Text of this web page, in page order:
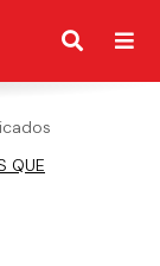
QUE